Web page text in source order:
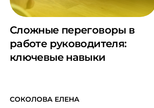
Сложные переговоры в
работе руководителя:
ключевые навыки
СОКОЛОВА ЕЛЕНА